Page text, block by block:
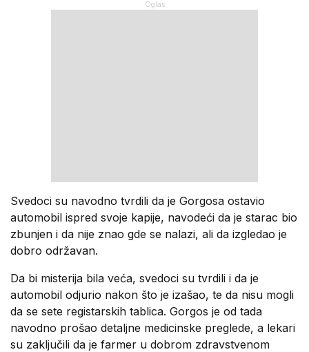
Svedoci su navodno tvrdili da je Gorgosa ostavio
automobil ispred svoje kapije, navodeći da je starac bio
zbunjen i da nije znao gde se nalazi, ali da izgledao je
dobro održavan.
Da bi misterija bila veća, svedoci su tvrdili i da je
automobil odjurio nakon što je izašao, te da nisu mogli
da se sete registarskih tablica. Gorgos je od tada
navodno prošao detaljne medicinske preglede, a lekari
su zaključili da je farmer u dobrom zdravstvenom